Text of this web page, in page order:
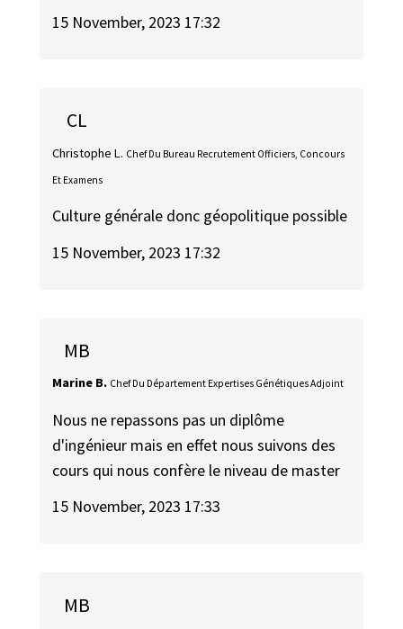
15 November, 2023 17:32
CL
Christophe L. Chef Du Bureau Recrutement Officiers, Concours
Et Examens
Culture générale donc géopolitique possible
15 November, 2023 17:32
MB
Marine B. Chef Du Département Expertises Génétiques Adjoint
Nous ne repassons pas un diplôme
d'ingénieur mais en effet nous suivons des
cours qui nous confère le niveau de master
15 November, 2023 17:33
MB